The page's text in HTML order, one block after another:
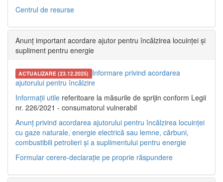
Centrul de resurse
Anunț important acordare ajutor pentru încălzirea locuinței și
supliment pentru energie
ACTUALIZARE (23.12.2025) Informare privind acordarea
ajutorului pentru încălzire
Informații utile referitoare la măsurile de sprijin conform Legii
nr. 226/2021 - consumatorul vulnerabil
Anunț privind acordarea ajutorului pentru încălzirea locuinței
cu gaze naturale, energie electrică sau lemne, cărbuni,
combustibili petrolieri și a suplimentului pentru energie
Formular cerere-declarație pe proprie răspundere